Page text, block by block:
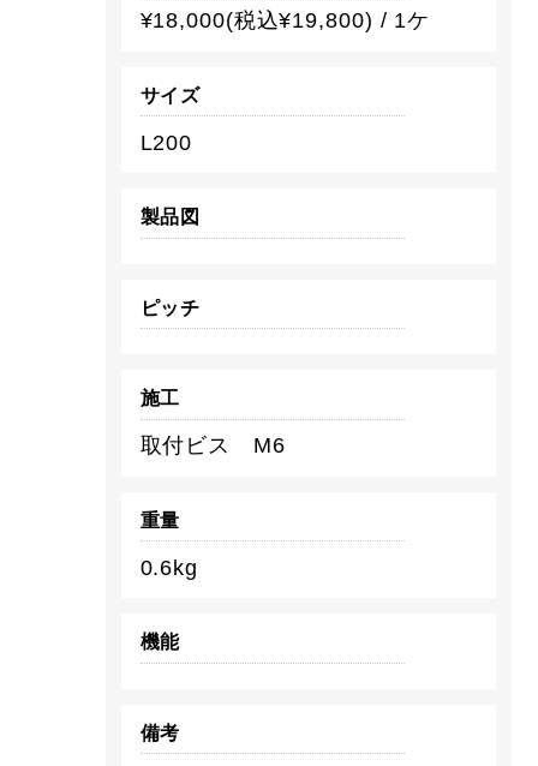
¥18,000(税込¥19,800) / 1ケ
サイズ
L200
製品図
ピッチ
施工
取付ビス M6
重量
0.6kg
機能
備考